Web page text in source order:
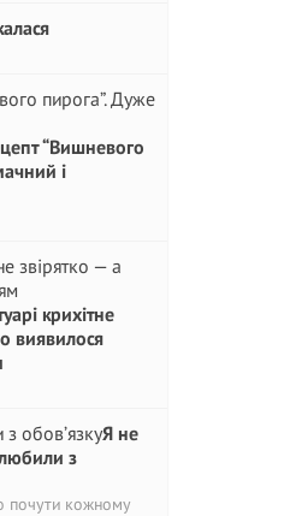
“Вишневого
і
крихітне
виявилося
Я не
з
почути кожному